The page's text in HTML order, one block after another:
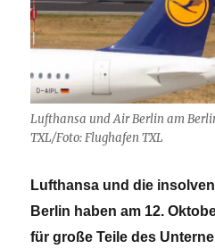
Lufthansa und Air Berlin am
TXL/Foto: Flughafen TXL
Lufthansa und die
Berlin haben am 12.
für große Teile des